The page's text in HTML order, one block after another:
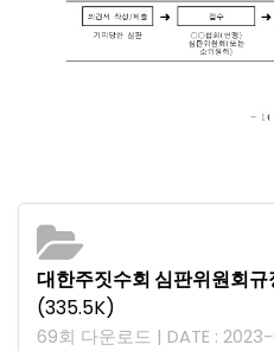
대한주짓수회 심판위원회
(335.5K)
69회 다운로드 | DATE :